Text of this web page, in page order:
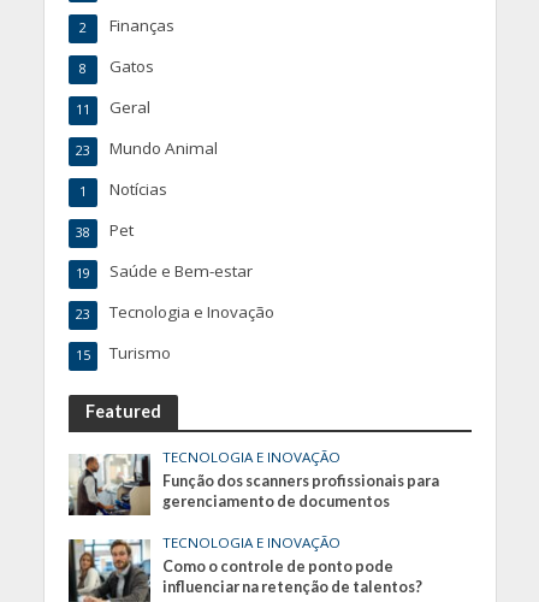
Finanças
2
Gatos
8
Geral
11
Mundo Animal
23
Notícias
1
Pet
38
Saúde e Bem-estar
19
Tecnologia e Inovação
23
Turismo
15
Featured
TECNOLOGIA E INOVAÇÃO
Função dos scanners profissionais para
gerenciamento de documentos
TECNOLOGIA E INOVAÇÃO
Como o controle de ponto pode
influenciar na retenção de talentos?